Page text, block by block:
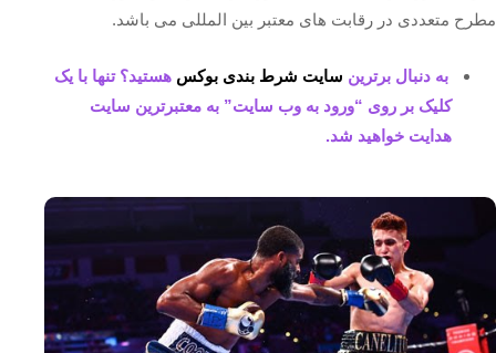
مطرح متعددی در رقابت‌ های معتبر بین المللی می باشد.
به دنبال برترین سایت شرط بندی بوکس هستید؟ تنها با یک
کلیک بر روی “ورود به وب سایت” به معتبرترین سایت
هدایت خواهید شد.